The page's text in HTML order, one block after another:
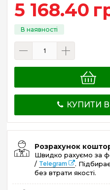
5 168.40
КУПИТИ В
Розрахунок
Швидко рахуємо за
/ Telegram
.
без втрати якості.